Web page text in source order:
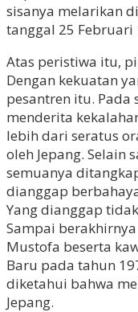
sisanya melarikan
tanggal 25 Februari
Atas peristiwa itu,
Dengan kekuatan
pesantren itu. Pada
menderita
lebih dari seratus
oleh Jepang. Selain
semuanya
dianggap
Yang dianggap
Sampai berakhirnya
Mustofa beserta
Baru pada tahun
diketahui bahwa
Jepang.